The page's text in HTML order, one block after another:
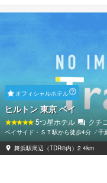
る。地下約1500mより汲み上げた天
ラックスできる。東京ディズニーリ
オフィシャルホテル
ヒルトン 東京 ベイ
5つ星ホテル クチ
ベイサイド・ＳＴ駅から徒歩4分 ⁄千
舞浜駅周辺（TDR®内）2.4km